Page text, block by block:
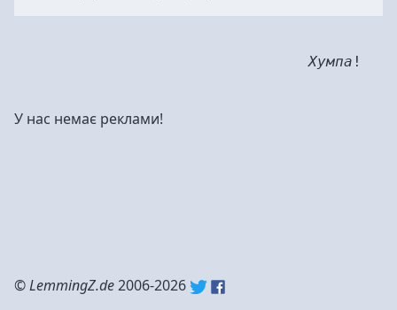
Хумпа !
У нас немає реклами!
©LemmingZ.de2006-2026